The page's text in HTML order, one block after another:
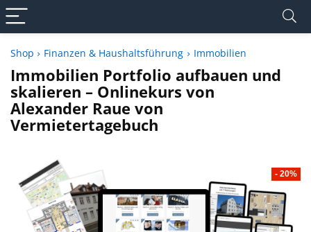
Shop Finanzen & Haushaltsführung Immobilien
Immobilien Portfolio aufbauen und
skalieren – Onlinekurs von
Alexander Raue von
Vermietertagebuch
- 20%